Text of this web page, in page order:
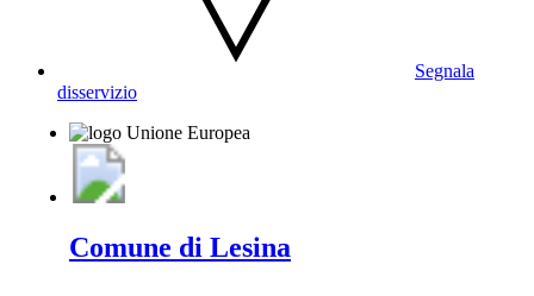
Segnala
disservizio
Comune di Lesina